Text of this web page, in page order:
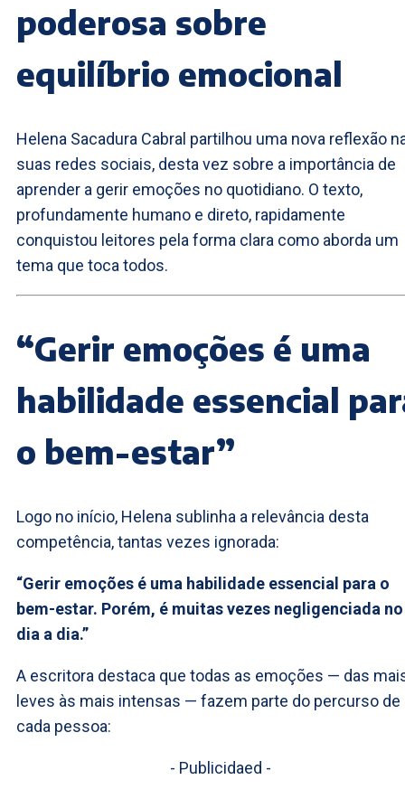
poderosa sobre
equilíbrio emocional
Helena Sacadura Cabral partilhou uma nova reflexão
suas redes sociais, desta vez sobre a importância de
aprender a gerir emoções no quotidiano. O texto,
profundamente humano e direto, rapidamente
conquistou leitores pela forma clara como aborda um
tema que toca todos.
“Gerir emoções é uma
habilidade essencial
o bem-estar”
Logo no início, Helena sublinha a relevância desta
competência, tantas vezes ignorada:
“Gerir emoções é uma habilidade essencial para o
bem-estar. Porém, é muitas vezes negligenciada no
dia a dia.”
A escritora destaca que todas as emoções — das
leves às mais intensas — fazem parte do percurso de
cada pessoa:
- Publicidaed -